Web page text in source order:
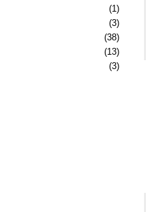
(1)
(3)
(38)
(13)
(3)